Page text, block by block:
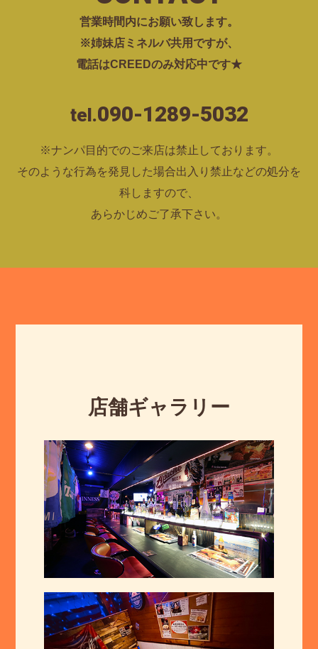
営業時間内にお願い致します。
※姉妹店ミネルバ共用ですが、
電話はCREEDのみ対応中です★
tel.090-1289-5032
※ナンパ目的でのご来店は禁止しております。
そのような行為を発見した場合出入り禁止などの処分を
科しますので、
あらかじめご了承下さい。
店舗ギャラリー